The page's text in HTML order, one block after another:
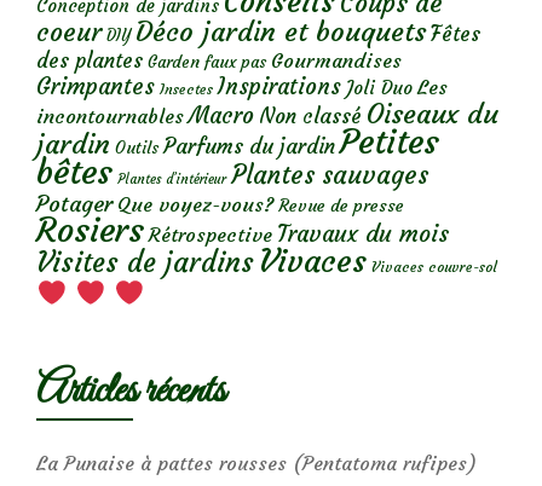
Conception de jardins
coeur DIY Déco jardin et bouquetsFêtes
des plantes Garden faux pas Gourmandises
Grimpantes Insectes Inspirations Joli Duo Les
incontournables Macro Non classé Oiseaux du
jardin Outils Parfums du jardinPetites
bêtes Plantes d’intérieur Plantes sauvages
Potager Que voyez-vous? Revue de presse
Rosiers Rétrospective Travaux du mois
Visites de jardins Vivaces Vivaces couvre-sol
Articles récents
La Punaise à pattes rousses (Pentatoma rufipes)